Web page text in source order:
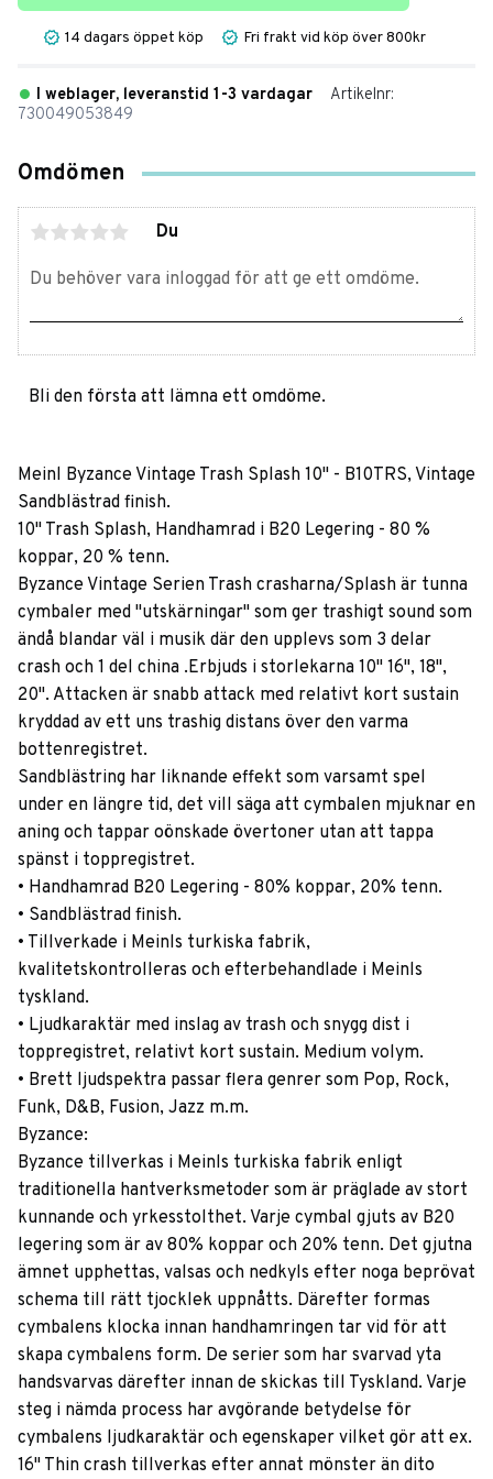
14 dagars öppet köp Fri frakt vid köp över 800kr
I weblager, leveranstid 1-3 vardagar
Artikelnr
730049053849
Omdömen
Du
Bli den första att lämna ett omdöme.
Meinl Byzance Vintage Trash Splash 10" - B10TRS, Vintage
Sandblästrad finish.
10" Trash Splash, Handhamrad i B20 Legering - 80 %
koppar, 20 % tenn.
Byzance Vintage Serien Trash crasharna/Splash är tunna
cymbaler med "utskärningar" som ger trashigt sound som
ändå blandar väl i musik där den upplevs som 3 delar
crash och 1 del china .Erbjuds i storlekarna 10" 16", 18",
20". Attacken är snabb attack med relativt kort sustain
kryddad av ett uns trashig distans över den varma
bottenregistret.
Sandblästring har liknande effekt som varsamt spel
under en längre tid, det vill säga att cymbalen mjuknar en
aning och tappar oönskade övertoner utan att tappa
spänst i toppregistret.
• Handhamrad B20 Legering - 80% koppar, 20% tenn.
• Sandblästrad finish.
• Tillverkade i Meinls turkiska fabrik,
kvalitetskontrolleras och efterbehandlade i Meinls
tyskland.
• Ljudkaraktär med inslag av trash och snygg dist i
toppregistret, relativt kort sustain. Medium volym.
• Brett ljudspektra passar flera genrer som Pop, Rock,
Funk, D&B, Fusion, Jazz m.m.
Byzance:
Byzance tillverkas i Meinls turkiska fabrik enligt
traditionella hantverksmetoder som är präglade av stort
kunnande och yrkesstolthet. Varje cymbal gjuts av B20
legering som är av 80% koppar och 20% tenn. Det gjutna
ämnet upphettas, valsas och nedkyls efter noga beprövat
schema till rätt tjocklek uppnåtts. Därefter formas
cymbalens klocka innan handhamringen tar vid för att
skapa cymbalens form. De serier som har svarvad yta
handsvarvas därefter innan de skickas till Tyskland. Varje
steg i nämda process har avgörande betydelse för
cymbalens ljudkaraktär och egenskaper vilket gör att ex.
16" Thin crash tillverkas efter annat mönster än dito